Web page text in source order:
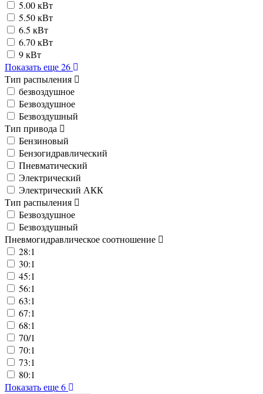
5.00 кВт
5.50 кВт
6.5 кВт
6.70 кВт
9 кВт
Показать еще 26
Тип распыления
безвоздушное
Безвоздушное
Безвоздушный
Тип привода
Бензиновый
Бензогидравлический
Пневматический
Электрический
Электрический АКК
Тип распыления
Безвоздушное
Безвоздушный
Пневмогидравлическое соотношение
28:1
30:1
45:1
56:1
63:1
67:1
68:1
70/1
70:1
73:1
80:1
Показать еще 6